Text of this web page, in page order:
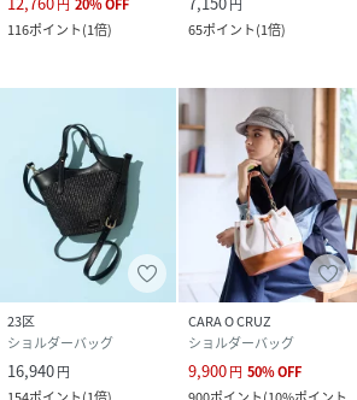
円 20%OFF
116ポイント(1倍)
円
65ポイント(1倍)
23区
ショルダーバッグ
16,940円
CARA O CRUZ
ショルダーバッグ
9,900円 50%OFF